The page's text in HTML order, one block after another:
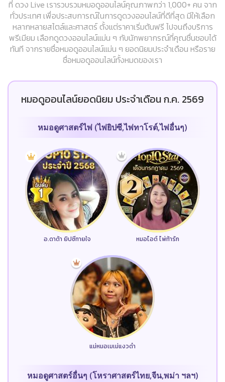
ที่ ดวง Live เรารวบรวมหมอดูออนไลน์คุณภาพกว่า 1,000+ คน จาก
ทั่วประเทศ เพื่อประสบการณ์ในการดูดวงออนไลน์ที่ดีที่สุด มีให้เลือก
หลากหลายสไตล์และศาสตร์ ตั้งแต่ราคาเริ่มต้นฟรี ไปจนถึงบริการ
พรีเมียม เลือกดูดวงออนไลน์แม่น ๆ กับนักพยากรณ์ที่คุณชื่นชอบได้
ทันที จากรายชื่อหมอดูออนไลน์แม่น ๆ ยอดนิยมประจำเดือน หรือราย
ชื่อหมอดูออนไลน์ทั้งหมดของเรา
หมอดูออนไลน์ยอดนิยม ประจำเดือน ก.ค. 2569
หมอดูศาสตร์ไพ่ (ไพ่ยิปซี,ไพ่ทาโรต์,ไพ่อื่นๆ)
อ.ดาด้า ยิปซีทายใจ หมอไอต์ ไพ่ท้ารัก
แม่หมอเมเม่แงวดำ
หมอดูศาสตร์อื่นๆ (โหราศาสตร์ไทย,จีน,พม่า ฯลฯ)